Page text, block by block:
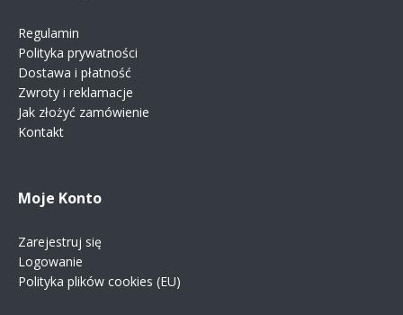
Regulamin
Polityka prywatności
Dostawa i płatność
Zwroty i reklamacje
Jak złożyć zamówienie
Kontakt
Moje Konto
Zarejestruj się
Logowanie
Polityka plików cookies (EU)